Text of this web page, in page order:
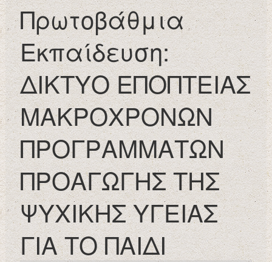
Πρωτοβάθμια
Εκπαίδευση:
ΔΙΚΤΥΟ ΕΠΟΠΤΕΙΑΣ
ΜΑΚΡΟΧΡΟΝΩΝ
ΠΡΟΓΡΑΜΜΑΤΩΝ
ΠΡΟΑΓΩΓΗΣ ΤΗΣ
ΨΥΧΙΚΗΣ ΥΓΕΙΑΣ
ΓΙΑ ΤΟ ΠΑΙΔΙ